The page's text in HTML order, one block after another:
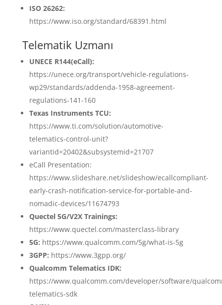
ISO 26262:
https://www.iso.org/standard/68391.html
Telematik Uzmanı
UNECE R144(eCall):
https://unece.org/transport/vehicle-regulations-
wp29/standards/addenda-1958-agreement-
regulations-141-160
Texas Instruments TCU:
https://www.ti.com/solution/automotive-
telematics-control-unit?
variantid=20402&subsystemid=21707
eCall Presentation:
https://www.slideshare.net/slideshow/ecallcompliant-
early-crash-notification-service-for-portable-and-
nomadic-devices/11674793
Quectel 5G/V2X Trainings:
https://www.quectel.com/masterclass-library
5G: https://www.qualcomm.com/5g/what-is-5g
3GPP: https://www.3gpp.org/
Qualcomm Telematics IDK:
https://www.qualcomm.com/developer/software/
telematics-sdk